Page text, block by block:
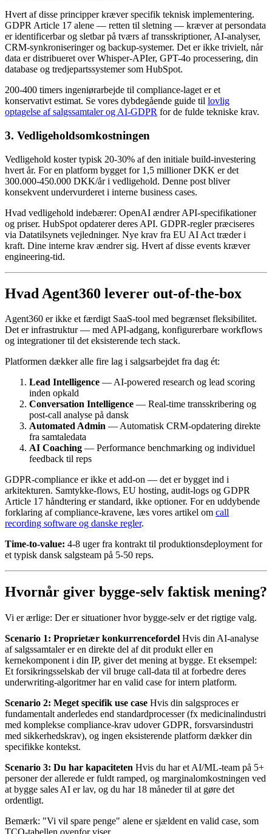
Hvert af disse principper kræver specifik teknisk implementering.
GDPR Article 17 alene — retten til sletning — kræver at persondata
er identificerbar og sletbar på tværs af transskriptioner, AI-analyser,
CRM-synkroniseringer og backup-systemer. Det er ikke trivielt, når
data er distribueret over Whisper-APIer, GPT-4o processering, din
database og tredjepartssystemer som HubSpot.
200-400 timers ingeniørarbejde til compliance-laget er et
konservativt estimat. Se vores dybdegående guide til lovlig
optagelse af salgssamtaler og AI-GDPR for de fulde tekniske krav.
3. Vedligeholdsomkostningen
Vedligehold koster typisk 20-30% af den initiale build-investering
hvert år. For en platform bygget for 1,5 millioner DKK er det
300.000-450.000 DKK/år i vedligehold. Denne post bliver
konsekvent undervurderet i interne business cases.
Hvad vedligehold indebærer: OpenAI ændrer API-specifikationer
og priser. HubSpot opdaterer deres API. GDPR-regler præciseres
via Datatilsynets vejledninger. Nye krav fra EU AI Act træder i
kraft. Dine interne krav ændrer sig. Hvert af disse events kræver
engineering-tid.
Hvad Agent360 leverer out-of-the-box
Agent360 er ikke et færdigt SaaS-tool med begrænset fleksibilitet.
Det er infrastruktur — med API-adgang, konfigurerbare workflows
og integrationer til det eksisterende tech stack.
Platformen dækker alle fire lag i salgsarbejdet fra dag ét:
Lead Intelligence — AI-powered research og lead scoring
inden opkald
Conversation Intelligence — Real-time transskribering og
post-call analyse på dansk
Automated Admin — Automatisk CRM-opdatering direkte
fra samtaledata
AI Coaching — Performance benchmarking og individuel
feedback til reps
GDPR-compliance er ikke et add-on — det er bygget ind i
arkitekturen. Samtykke-flows, EU hosting, audit-logs og GDPR
Article 17 håndtering er standard, ikke optioner. For en uddybende
forklaring af compliance-kravene, læs vores artikel om call
recording software og danske regler.
Time-to-value: 4-8 uger fra kontrakt til produktionsdeployment for
et typisk dansk salgsteam på 5-50 reps.
Hvornår giver bygge-selv faktisk mening?
Vi er ærlige: Der er situationer hvor bygge-selv er det rigtige valg.
Scenario 1: Proprietær konkurrencefordel Hvis din AI-analyse
af salgssamtaler er en direkte del af dit produkt eller en
kernekomponent i din IP, giver det mening at bygge. Et eksempel:
Et forsikringsselskab der vil bruge call-data til at forbedre deres
underwriting-algoritmer har en valid case for intern platform.
Scenario 2: Meget specifik use case Hvis din salgsproces er
fundamentalt anderledes end standardprocesser (fx medicinalindustri
med komplekse compliance-krav udover GDPR, forsvarsindustri
med sikkerhedskrav), og ingen eksisterende platform dækker din
specifikke kontekst.
Scenario 3: Du har kapaciteten Hvis du har et AI/ML-team på 5+
personer der allerede er fuldt ramped, og marginalomkostningen ved
at bygge sales AI er lav, og du har 18 måneder til at gøre det
ordentligt.
Bemærk: "Vi vil spare penge" alene er sjældent en valid case, som